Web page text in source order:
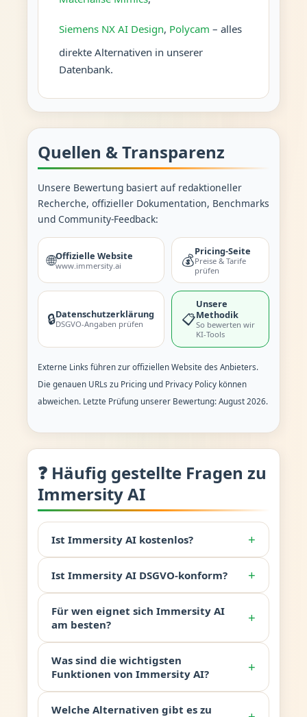
Siemens NX AI Design, Polycam – alles
direkte Alternativen in unserer
Datenbank.
Quellen & Transparenz
Unsere Bewertung basiert auf redaktioneller
Recherche, offizieller Dokumentation, Benchmarks
und Community-Feedback:
🌐Offizielle Website
www.immersity.ai 💰
Pricing-Seite
Preise & Tarife
prüfen
🔒Datenschutzerklärung
DSGVO-Angaben prüfen 📋
Unsere
Methodik
So bewerten wir
KI-Tools
Externe Links führen zur offiziellen Website des Anbieters.
Die genauen URLs zu Pricing und Privacy Policy können
abweichen. Letzte Prüfung unserer Bewertung: August 2026.
❓ Häufig gestellte Fragen zu
Immersity AI
Ist Immersity AI kostenlos? +
Ist Immersity AI DSGVO-konform? +
Für wen eignet sich Immersity AI
am besten?
+
Was sind die wichtigsten
Funktionen von Immersity AI?
+
Welche Alternativen gibt es zu